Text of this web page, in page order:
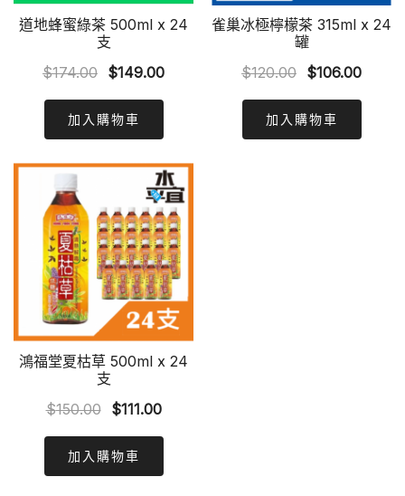
道地蜂蜜綠茶 500ml x 24
支
$174.00 Original
was:
$174.00.
$149.00Current
加入購物車
雀巢冰極檸檬茶 315ml x 24
罐
$120.00 Original
was:
$120.00.
$106.00
加入購物車
鴻福堂夏枯草 500ml x 24
支
$150.00
Original
was:
$150.00.
$111.00Current
$111.00.
加入購物車